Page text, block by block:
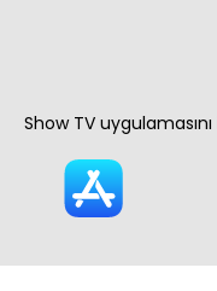
Show TV